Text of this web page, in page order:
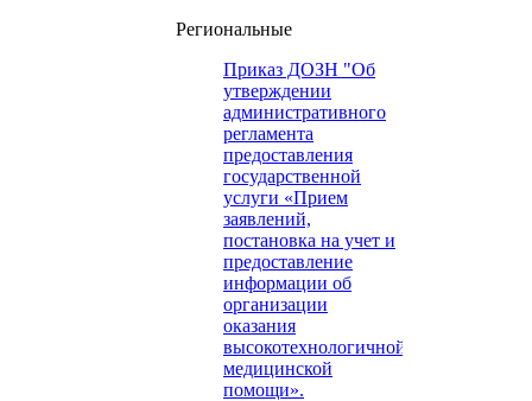
Региональные
Приказ ДОЗН "Об
утверждении
административного
регламента
предоставления
государственной
услуги «Прием
заявлений,
постановка на учет и
предоставление
информации об
организации
оказания
высокотехнологичной
медицинской
помощи».